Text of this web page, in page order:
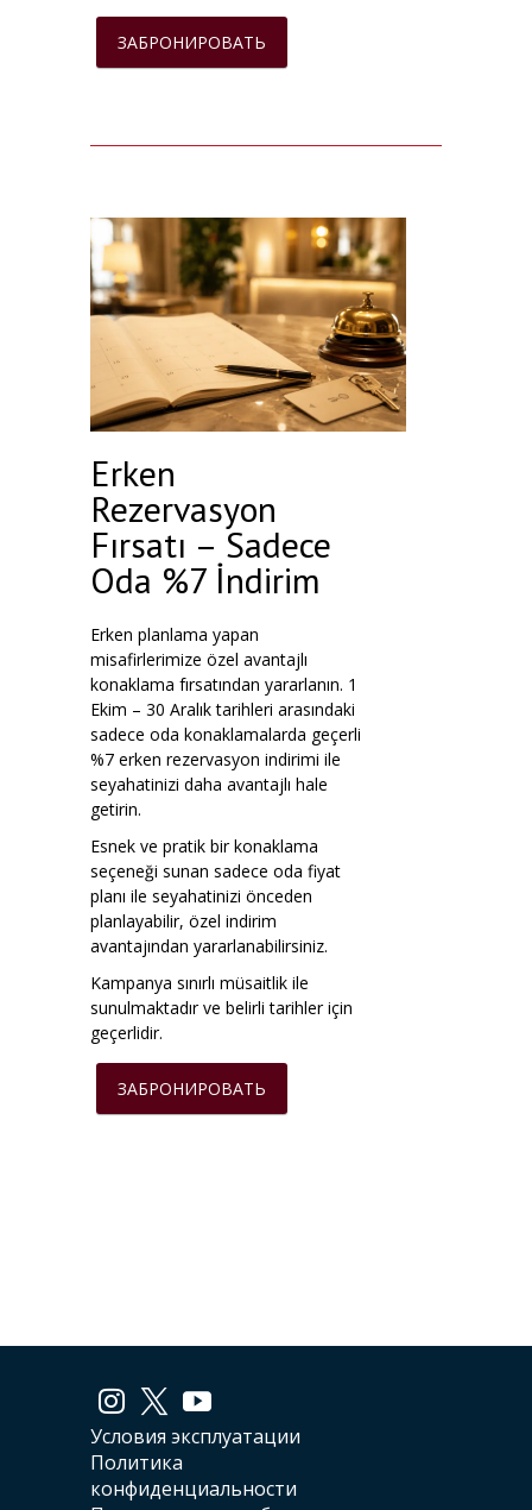
ЗАБРОНИРОВАТЬ
Erken
Rezervasyon
Fırsatı – Sadece
Oda %7 İndirim
Erken planlama yapan
misafirlerimize özel avantajlı
konaklama fırsatından yararlanın. 1
Ekim – 30 Aralık tarihleri arasındaki
sadece oda konaklamalarda geçerli
%7 erken rezervasyon indirimi ile
seyahatinizi daha avantajlı hale
getirin.
Esnek ve pratik bir konaklama
seçeneği sunan sadece oda fiyat
planı ile seyahatinizi önceden
planlayabilir, özel indirim
avantajından yararlanabilirsiniz.
Kampanya sınırlı müsaitlik ile
sunulmaktadır ve belirli tarihler için
geçerlidir.
ЗАБРОНИРОВАТЬ
Условия эксплуатации
Политика
конфиденциальности